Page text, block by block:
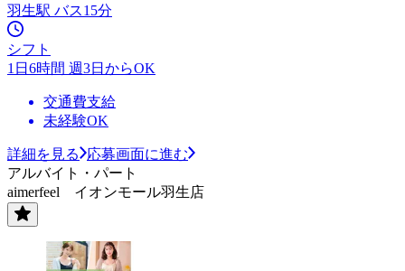
羽生駅 バス15分
シフト
1日6時間 週3日からOK
交通費支給
未経験OK
詳細を見る
応募画面に進む
アルバイト・パート
aimerfeel イオンモール羽生店